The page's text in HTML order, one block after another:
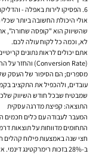
6. הפסיקו לירות באפלה - והדליקו את האור (עם דוחות וניתוח נתונים)
אולי היכולת החשובה ביותר
שהשיווק הוא "קופסה שחורה",
לא, וכמה כל לקוח עולה לכם.
מספרים; הם הסיפור של העסק
עובדים, ולהכפיל את התקציב
שמבטיח שבכל חודש השיווק
התוצאה: קפיצת מדרגה עסקית
חצי שנה באמצעות פילוח קהלים
ב-28% בזכות רימרקטינג דינמי. אלו לא מקרים בודדים, זו הנורמה החדשה.